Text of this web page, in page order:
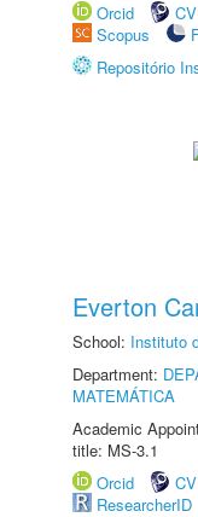
Orcid
Scopus
Repositório
Everton
School: Instituto
Department:
MATEMÁTICA
Academic
title: MS-3.1
Orcid
ResearcherID